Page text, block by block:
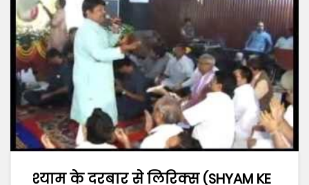
श्याम के दरबार से लिरिक्स (SHYAM KE